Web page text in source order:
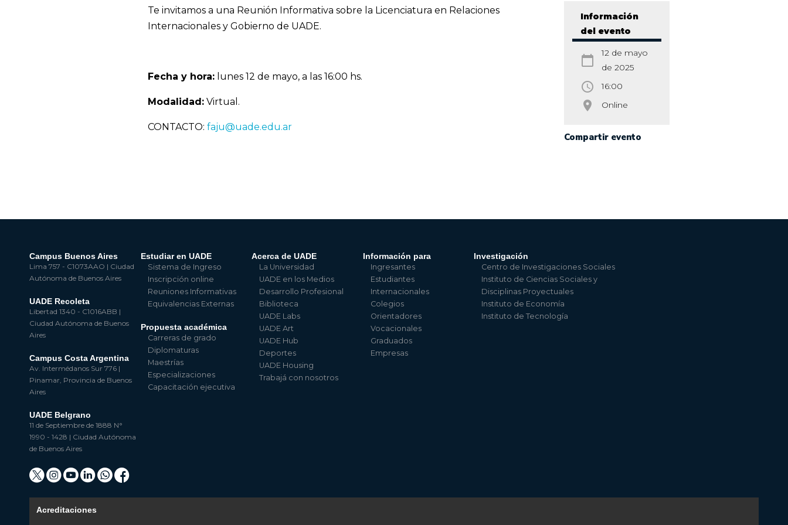
Información
del evento
calendar_today
12 de mayo
de 2025
access_time 16:00
room Online
Compartir evento
Te invitamos a una Reunión Informativa sobre la Licenciatura en Relaciones
Internacionales y Gobierno de UADE.
Fecha y hora:lunes 12 de mayo, a las 16:00 hs.
Modalidad:Virtual.
CONTACTO: faju@uade.edu.ar
Campus Buenos Aires
Lima 757 - C1073AAO | Ciudad
Autónoma de Buenos Aires
UADE Recoleta
Libertad 1340 - C1016ABB |
Ciudad Autónoma de Buenos
Aires
Campus Costa Argentina
Av. Intermédanos Sur 776 |
Pinamar, Provincia de Buenos
Aires
UADE Belgrano
11 de Septiembre de 1888 N°
1990 - 1428 | Ciudad Autónoma
de Buenos Aires
Estudiar en UADE
Sistema de Ingreso
Inscripción online
Reuniones Informativas
Equivalencias Externas
Propuesta académica
Carreras de grado
Diplomaturas
Maestrías
Especializaciones
Capacitación ejecutiva
Acerca de UADE
La Universidad
UADE en los Medios
Desarrollo Profesional
Biblioteca
UADE Labs
UADE Art
UADE Hub
Deportes
UADE Housing
Trabajá con nosotros
Información para
Ingresantes
Estudiantes
Internacionales
Colegios
Orientadores
Vocacionales
Graduados
Empresas
Investigación
Centro de Investigaciones Sociales
Instituto de Ciencias Sociales y
Disciplinas Proyectuales
Instituto de Economía
Instituto de Tecnología
Acreditaciones